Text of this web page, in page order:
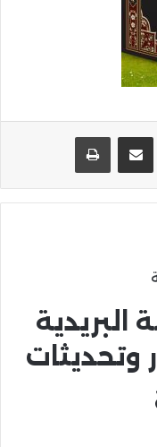
تيلقرام مشاركة عبر البريد
البريدية
وتحديثات